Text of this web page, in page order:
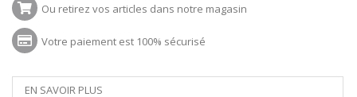
Ou retirez vos articles dans notre magasin
Votre paiement est 100% sécurisé
EN SAVOIR PLUS